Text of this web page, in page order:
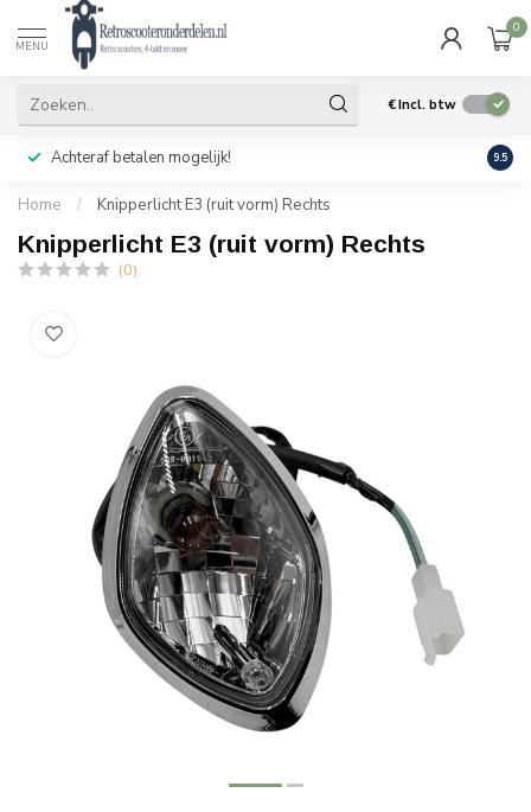
MENU
0
€Incl. btw
Achteraf betalen mogelijk! Geen
9.5
Home / Knipperlicht E3 (ruit vorm) Rechts
Knipperlicht E3 (ruit vorm) Rechts
(0)